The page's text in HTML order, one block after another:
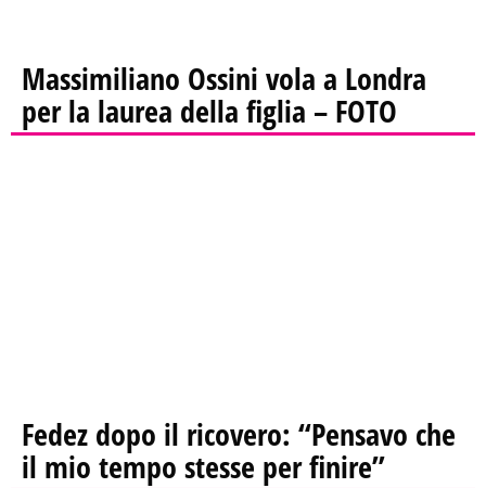
Massimiliano Ossini vola a Londra
per la laurea della figlia – FOTO
Fedez dopo il ricovero: “Pensavo che
il mio tempo stesse per finire”